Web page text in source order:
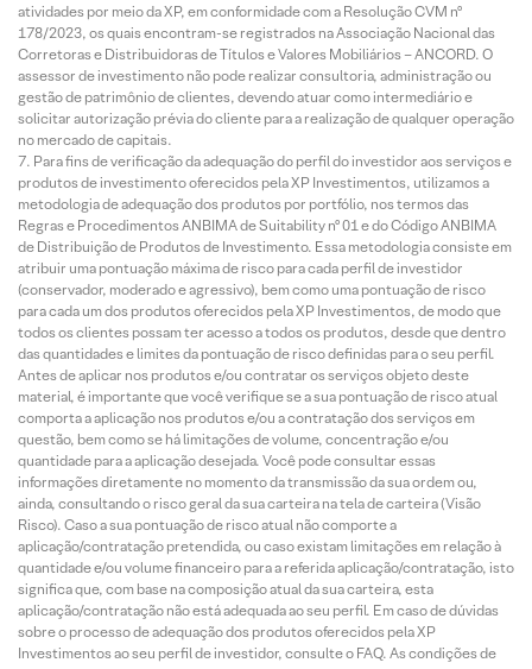
atividades por meio da XP, em conformidade com a Resolução CVM nº
178/2023, os quais encontram-se registrados na Associação Nacional das
Corretoras e Distribuidoras de Títulos e Valores Mobiliários – ANCORD. O
assessor de investimento não pode realizar consultoria, administração ou
gestão de patrimônio de clientes, devendo atuar como intermediário e
solicitar autorização prévia do cliente para a realização de qualquer operação
no mercado de capitais.
Para fins de verificação da adequação do perfil do investidor aos serviços e
produtos de investimento oferecidos pela XP Investimentos, utilizamos a
metodologia de adequação dos produtos por portfólio, nos termos das
Regras e Procedimentos ANBIMA de Suitability nº 01 e do Código ANBIMA
de Distribuição de Produtos de Investimento. Essa metodologia consiste em
atribuir uma pontuação máxima de risco para cada perfil de investidor
(conservador, moderado e agressivo), bem como uma pontuação de risco
para cada um dos produtos oferecidos pela XP Investimentos, de modo que
todos os clientes possam ter acesso a todos os produtos, desde que dentro
das quantidades e limites da pontuação de risco definidas para o seu perfil.
Antes de aplicar nos produtos e/ou contratar os serviços objeto deste
material, é importante que você verifique se a sua pontuação de risco atual
comporta a aplicação nos produtos e/ou a contratação dos serviços em
questão, bem como se há limitações de volume, concentração e/ou
quantidade para a aplicação desejada. Você pode consultar essas
informações diretamente no momento da transmissão da sua ordem ou,
ainda, consultando o risco geral da sua carteira na tela de carteira (Visão
Risco). Caso a sua pontuação de risco atual não comporte a
aplicação/contratação pretendida, ou caso existam limitações em relação à
quantidade e/ou volume financeiro para a referida aplicação/contratação, isto
significa que, com base na composição atual da sua carteira, esta
aplicação/contratação não está adequada ao seu perfil. Em caso de dúvidas
sobre o processo de adequação dos produtos oferecidos pela XP
Investimentos ao seu perfil de investidor, consulte o FAQ. As condições de